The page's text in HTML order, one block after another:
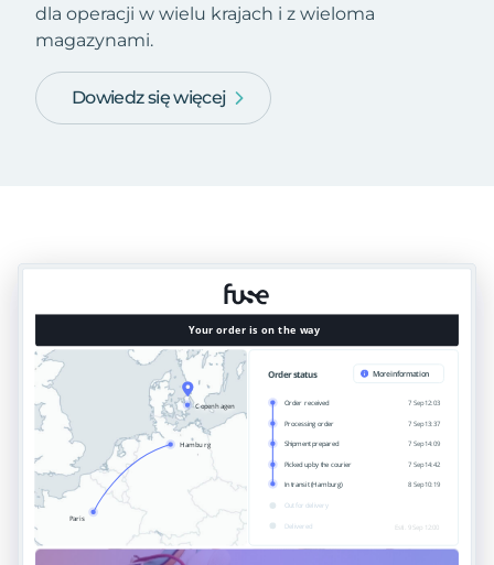
dla operacji w wielu krajach i z wieloma
magazynami.
Dowiedz się więcej